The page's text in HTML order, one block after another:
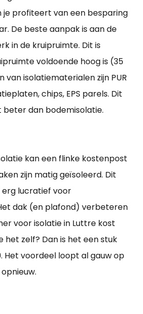
je profiteert van een besparing
De beste aanpak is aan de
in de kruipruimte. Dit is
voldoende hoog is (35
van isolatiematerialen zijn PUR
chips, EPS parels. Dit
beter dan bodemisolatie.
kan een flinke kostenpost
zijn matig geïsoleerd. Dit
erg lucratief voor
dak (en plafond) verbeteren
voor isolatie in Luttre kost
het zelf? Dan is het een stuk
Het voordeel loopt al gauw op